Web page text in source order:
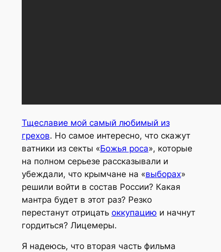
Тщеславие мой самый любимый из
грехов. Но самое интересно, что скажут
ватники из секты «Божья роса», которые
на полном серьезе рассказывали и
убеждали, что крымчане на «выборах»
решили войти в состав России? Какая
мантра будет в этот раз? Резко
перестанут отрицать оккупацию и начнут
гордиться? Лицемеры.
Я надеюсь, что вторая часть фильма